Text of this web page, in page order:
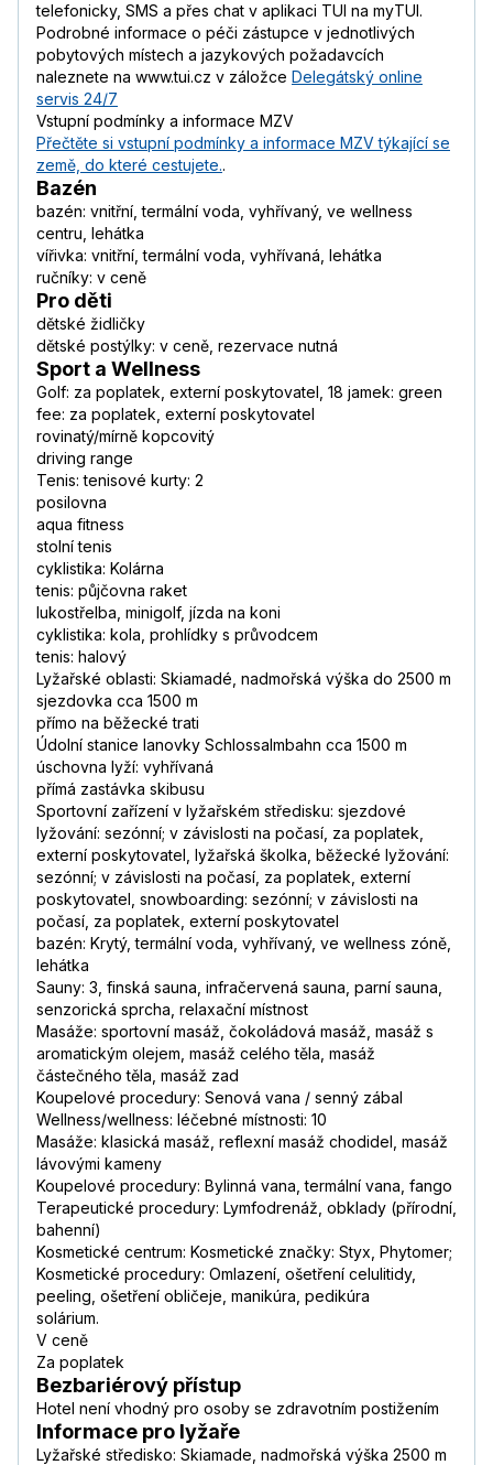
telefonicky, SMS a přes chat v aplikaci TUI na myTUI.
Podrobné informace o péči zástupce v jednotlivých
pobytových místech a jazykových požadavcích
naleznete na www.tui.cz v záložce Delegátský online
servis 24/7
Vstupní podmínky a informace MZV
Přečtěte si vstupní podmínky a informace MZV týkající se
země, do které cestujete..
Bazén
bazén: vnitřní, termální voda, vyhřívaný, ve wellness
centru, lehátka
vířivka: vnitřní, termální voda, vyhřívaná, lehátka
ručníky: v ceně
Pro děti
dětské židličky
dětské postýlky: v ceně, rezervace nutná
Sport a Wellness
Golf: za poplatek, externí poskytovatel, 18 jamek: green
fee: za poplatek, externí poskytovatel
rovinatý/mírně kopcovitý
driving range
Tenis: tenisové kurty: 2
posilovna
aqua fitness
stolní tenis
cyklistika: Kolárna
tenis: půjčovna raket
lukostřelba, minigolf, jízda na koni
cyklistika: kola, prohlídky s průvodcem
tenis: halový
Lyžařské oblasti: Skiamadé, nadmořská výška do 2500 m
sjezdovka cca 1500 m
přímo na běžecké trati
Údolní stanice lanovky Schlossalmbahn cca 1500 m
úschovna lyží: vyhřívaná
přímá zastávka skibusu
Sportovní zařízení v lyžařském středisku: sjezdové
lyžování: sezónní; v závislosti na počasí, za poplatek,
externí poskytovatel, lyžařská školka, běžecké lyžování:
sezónní; v závislosti na počasí, za poplatek, externí
poskytovatel, snowboarding: sezónní; v závislosti na
počasí, za poplatek, externí poskytovatel
bazén: Krytý, termální voda, vyhřívaný, ve wellness zóně,
lehátka
Sauny: 3, finská sauna, infračervená sauna, parní sauna,
senzorická sprcha, relaxační místnost
Masáže: sportovní masáž, čokoládová masáž, masáž s
aromatickým olejem, masáž celého těla, masáž
částečného těla, masáž zad
Koupelové procedury: Senová vana / senný zábal
Wellness/wellness: léčebné místnosti: 10
Masáže: klasická masáž, reflexní masáž chodidel, masáž
lávovými kameny
Koupelové procedury: Bylinná vana, termální vana, fango
Terapeutické procedury: Lymfodrenáž, obklady (přírodní,
bahenní)
Kosmetické centrum: Kosmetické značky: Styx, Phytomer;
Kosmetické procedury: Omlazení, ošetření celulitidy,
peeling, ošetření obličeje, manikúra, pedikúra
solárium.
V ceně
Za poplatek
Bezbariérový přístup
Hotel není vhodný pro osoby se zdravotním postižením
Informace pro lyžaře
Lyžařské středisko: Skiamade, nadmořská výška 2500 m